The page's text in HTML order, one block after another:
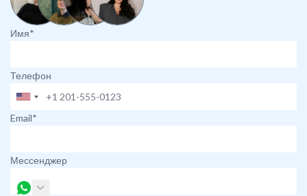
Имя*
Телефон
Email*
Мессенджер